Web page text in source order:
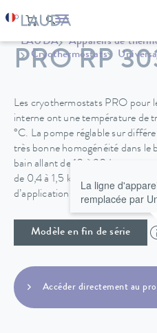
LAUDA Appareils de
Cryothermostats
Universa
PRO RP
Les cryothermostats PRO pour
interne ont une température de
°C. La pompe réglable sur
très bonne homogénéité dans le
bain allant de 10 à 30 L et une
de 0,4 à 1,5 kW, les
d’application possible.
Modèle en fin de série
La ligne
remplacée par
Accéder directement au